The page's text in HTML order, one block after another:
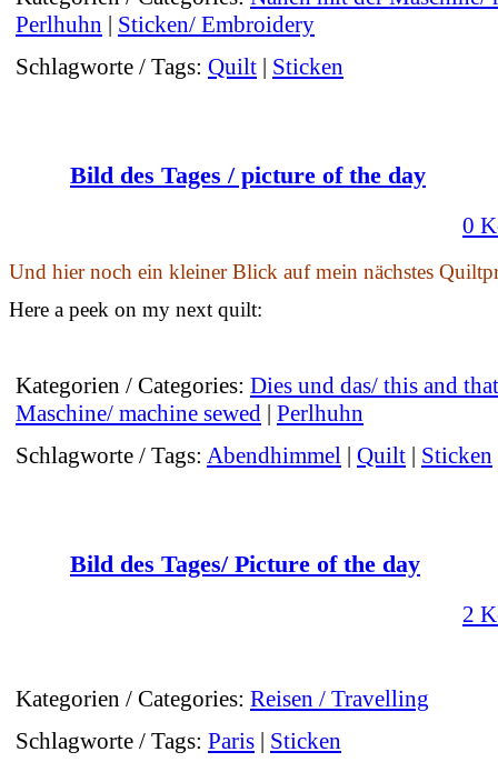
Perlhuhn | Sticken/ Embroidery
Schlagworte / Tags: Quilt | Sticken
Bild des Tages / picture of the day
0
Und hier noch ein kleiner Blick auf mein nächstes
Here a peek on my next quilt:
Kategorien / Categories: Dies und das/ this and that
Maschine/ machine sewed | Perlhuhn
Schlagworte / Tags: Abendhimmel | Quilt | Sticken
Bild des Tages/ Picture of the day
2
Kategorien / Categories: Reisen / Travelling
Schlagworte / Tags: Paris | Sticken